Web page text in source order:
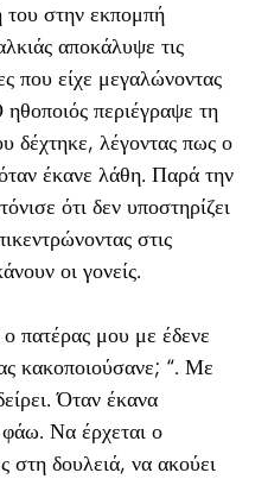
του στην εκπομπή
αποκάλυψε τις
που είχε μεγαλώνοντας
περιέγραψε τη
δέχτηκε, λέγοντας πως ο
έκανε λάθη. Παρά την
ότι δεν υποστηρίζει
στις
οι γονείς.
πατέρας μου με έδενε
κακοποιούσανε; “. Με
Όταν έκανα
Να έρχεται ο
δουλειά, να ακούει